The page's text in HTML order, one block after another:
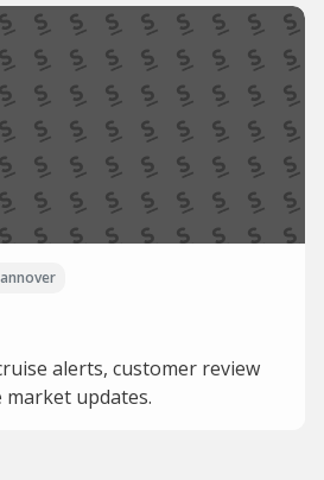
alerts, customer review
market updates.